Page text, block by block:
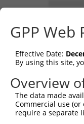
GPP
Effective Date:
By using this site,
Overview
The data made
Commercial use
require a separate